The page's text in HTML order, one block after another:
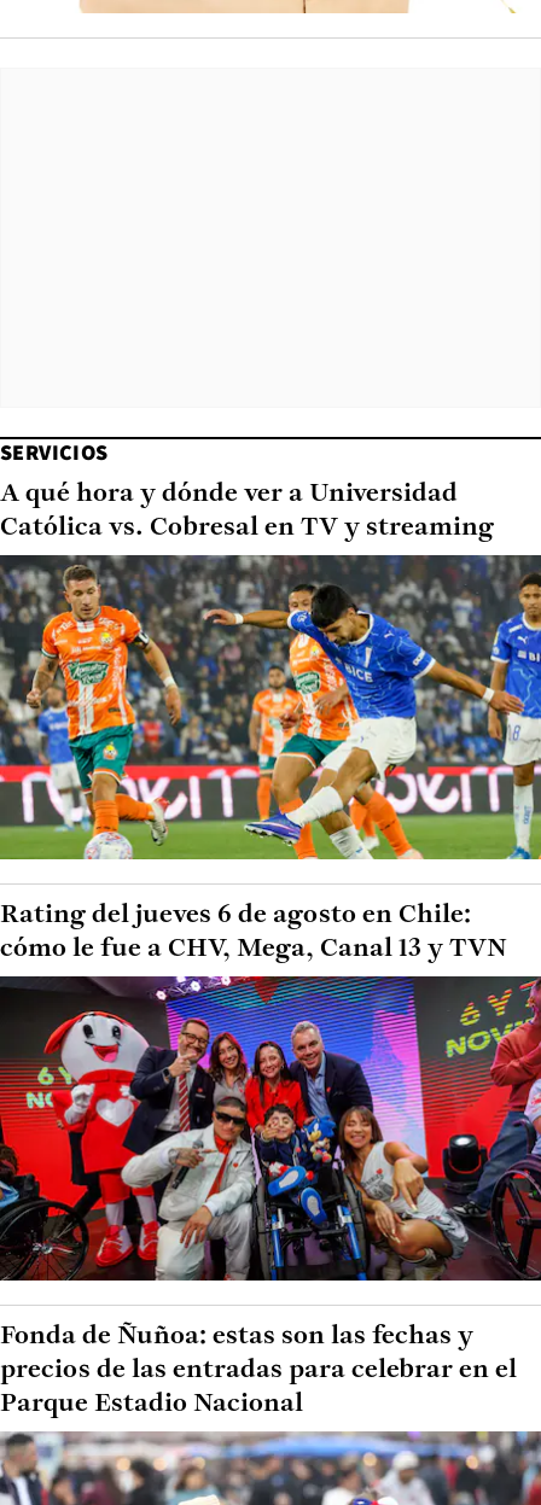
SERVICIOS
A qué hora y dónde ver a Universidad
Católica vs. Cobresal en TV y streaming
Rating del jueves 6 de agosto en Chile:
cómo le fue a CHV, Mega, Canal 13 y TVN
Fonda de Ñuñoa: estas son las fechas y
precios de las entradas para celebrar en el
Parque Estadio Nacional